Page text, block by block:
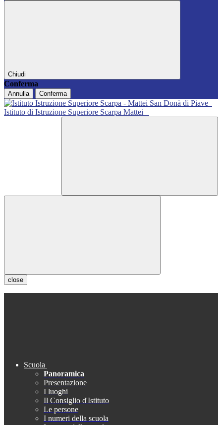
Chiudi
Conferma
Annulla Conferma
Istituto di Istruzione Superiore Scarpa Mattei
close
Scuola
Panoramica
Presentazione
I luoghi
Il Consiglio d'Istituto
Le persone
I numeri della scuola